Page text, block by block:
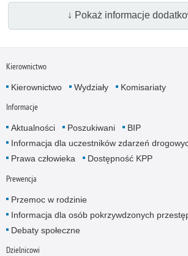
↓ Pokaż informacje
Kierownictwo
Kierownictwo Wydziały Komisariaty
Informacje
Aktualności Poszukiwani
BIP
Informacja dla uczestników zdarzeń
Prawa człowieka
Dostępność KPP
Prewencja
Przemoc w rodzinie
Informacja dla osób pokrzywdzonych
Debaty społeczne
Dzielnicowi